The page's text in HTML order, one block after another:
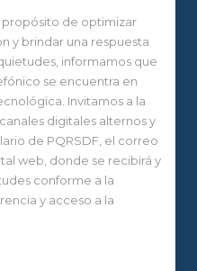
de optimizar
y brindar una respuesta
informamos que
se encuentra en
Invitamos a la
digitales alternos y
de PQRSDF, el correo
web, donde se recibirá y
conforme a la
y acceso a la